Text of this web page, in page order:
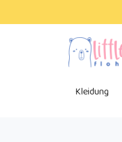
Kleidung